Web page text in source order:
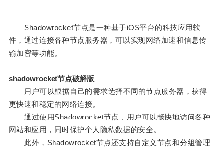
Shadowrocket节点是一种基于iOS平台的科技应用软
件，通过连接各种节点服务器，可以实现网络加速和信息传
输加密等功能。
shadowrocket节点破解版
用户可以根据自己的需求选择不同的节点服务器，获得
更快速和稳定的网络连接。
通过使用Shadowrocket节点，用户可以畅快地访问各种
网站和应用，同时保护个人隐私数据的安全。
此外，Shadowrocket节点还支持自定义节点和分组管理